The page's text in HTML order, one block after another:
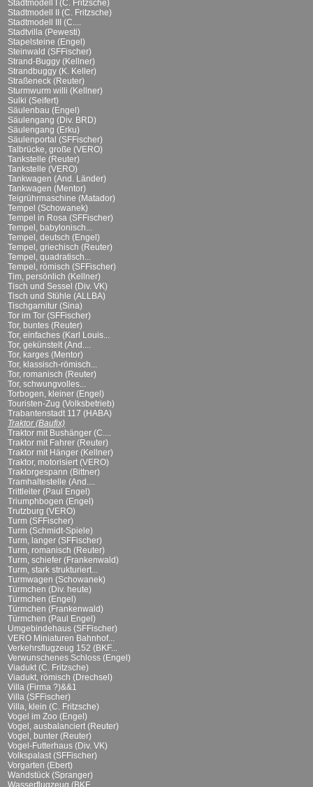
Stadtmodell I (C. Fritzsche)
Stadtmodell II (C. Fritzsche)
Stadtmodell III (C....
Stadtvilla (Pewesti)
Stapelsteine (Engel)
Steinwald (SFFischer)
Strand-Buggy (Kellner)
Strandbuggy (K. Keller)
Straßeneck (Reuter)
Sturmwurm willi (Kellner)
Sulki (Seifert)
Säulenbau (Engel)
Säulengang (Div. BRD)
Säulengang (Erku)
Säulenportal (SFFischer)
Talbrücke, große (VERO)
Tankstelle (Reuter)
Tankstelle (VERO)
Tankwagen (And. Länder)
Tankwagen (Mentor)
Teigrührmaschine (Matador)
Tempel (Schowanek)
Tempel in Rosa (SFFischer)
Tempel, babylonisch...
Tempel, deutsch (Engel)
Tempel, griechisch (Reuter)
Tempel, quadratisch...
Tempel, römisch (SFFischer)
Tim, persönlich (Kellner)
Tisch und Sessel (Div. VK)
Tisch und Stühle (ALLBA)
Tischgarnitur (Sina)
Tor im Tor (SFFischer)
Tor, buntes (Reuter)
Tor, einfaches (Karl Louis...
Tor, gekünstelt (And....
Tor, karges (Mentor)
Tor, klassisch-römisch...
Tor, romanisch (Reuter)
Tor, schwungvolles...
Torbogen, kleiner (Engel)
Touristen-Zug (Volksbetrieb)
Trabantenstadt 117 (HABA)
Traktor (Baufix)
Traktor mit Bushänger (C....
Traktor mit Fahrer (Reuter)
Traktor mit Hänger (Kellner)
Traktor, motorisiert (VERO)
Traktorgespann (Bittner)
Tramhaltestelle (And....
Trittleiter (Paul Engel)
Triumphbogen (Engel)
Trutzburg (VERO)
Turm (SFFischer)
Turm (Schmidt-Spiele)
Turm, langer (SFFischer)
Turm, romanisch (Reuter)
Turm, schiefer (Frankenwald)
Turm, stark strukturiert...
Turmwagen (Schowanek)
Türmchen (Div. heute)
Türmchen (Engel)
Türmchen (Frankenwald)
Türmchen (Paul Engel)
Umgebindehaus (SFFischer)
VERO Miniaturen Bahnhof...
Verkehrsflugzeug 152 (BKF...
Verwunschenes Schloss (Engel)
Viadukt (C. Fritzsche)
Viadukt, römisch (Drechsel)
Villa (Firma ?)&&1
Villa (SFFischer)
Villa, klein (C. Fritzsche)
Vogel im Zoo (Engel)
Vogel, ausbalanciert (Reuter)
Vogel, bunter (Reuter)
Vogel-Futterhaus (Div. VK)
Volkspalast (SFFischer)
Vorgarten (Ebert)
Wandstück (Spranger)
Wasserflugzeug (BKF